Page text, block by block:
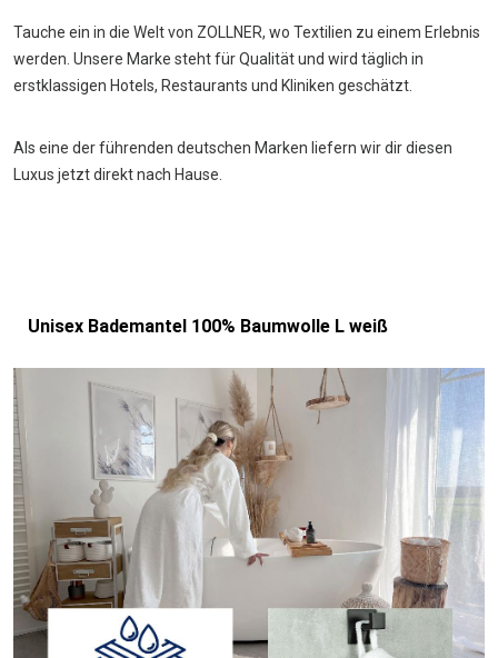
Tauche ein in die Welt von ZOLLNER, wo Textilien zu einem Erlebnis
werden. Unsere Marke steht für Qualität und wird täglich in
erstklassigen Hotels, Restaurants und Kliniken geschätzt.
Als eine der führenden deutschen Marken liefern wir dir diesen
Luxus jetzt direkt nach Hause.
Unisex Bademantel 100% Baumwolle L weiß